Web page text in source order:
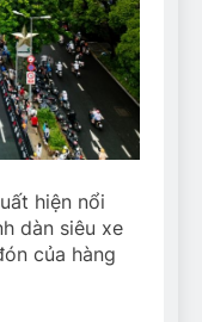
hiện nổi
dàn siêu xe
của hàng